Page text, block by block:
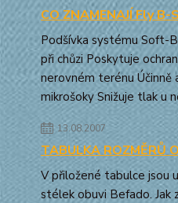
CO ZNAMENAJÍ Fly
Podšívka systému Soft-
při chůzi Poskytuje
nerovném terénu Účinně
mikrošoky Snižuje tlak u
13.08.2007
TABULKA ROZMĚRŮ
V přiložené tabulce jsou
stélek obuvi Befado. Jak